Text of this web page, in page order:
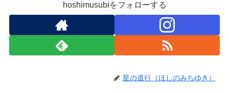
hoshimusubiをフォローする
星の道行（ほしのみちゆき）